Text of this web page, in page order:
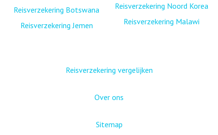
Reisverzekering Botswana
Reisverzekering Jemen
Reisverzekering Noord Korea
Reisverzekering Malawi
Reisverzekering vergelijken
Over ons
Sitemap